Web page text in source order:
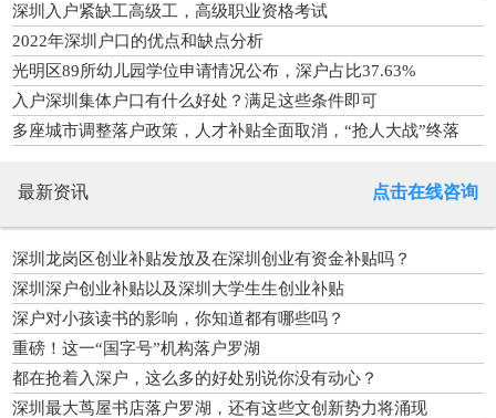
址？
深圳入户紧缺工高级工，高级职业资格考试
2022年深圳户口的优点和缺点分析
光明区89所幼儿园学位申请情况公布，深户占比37.63%
入户深圳集体户口有什么好处？满足这些条件即可
多座城市调整落户政策，人才补贴全面取消，“抢人大战”终落
最新资讯 点击在线咨询
深圳龙岗区创业补贴发放及在深圳创业有资金补贴吗？
深圳深户创业补贴以及深圳大学生生创业补贴
深户对小孩读书的影响，你知道都有哪些吗？
重磅！这一“国字号”机构落户罗湖
都在抢着入深户，这么多的好处别说你没有动心？
深圳最大茑屋书店落户罗湖，还有这些文创新势力将涌现